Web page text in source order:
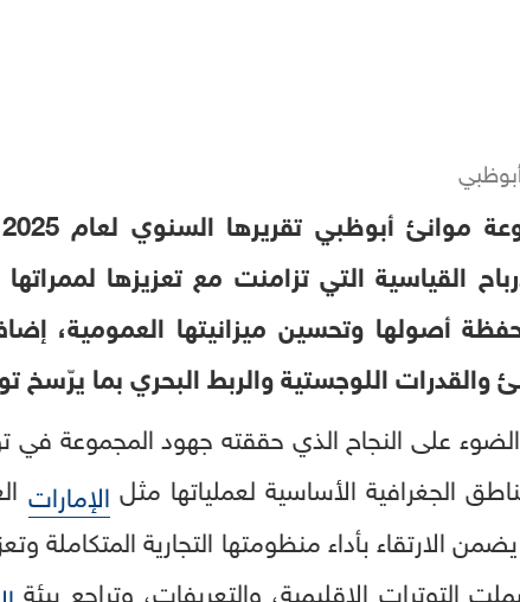
القياسية التي تزامنت مع تعزيزها
أصولها وتحسين ميزانيتها العمومية،
والقدرات اللوجستية والربط البحري بما يرّسخ
الضوء على النجاح الذي حققته جهود المجموعة
الجغرافية الأساسية لعملياتها مثل الإمارات
يضمن الارتقاء بأداء منظومتها التجارية المتكاملة
التوترات الإقليمية، والتعريفات، وتراجع بيئة